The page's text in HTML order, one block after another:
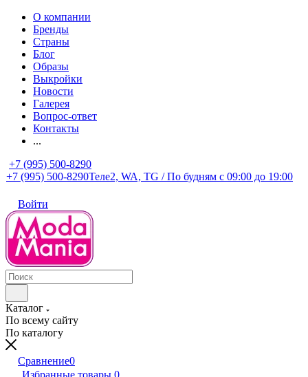
О компании
Бренды
Страны
Блог
Образы
Выкройки
Новости
Галерея
Вопрос-ответ
Контакты
...
+7 (995) 500-8290
+7 (995) 500-8290Теле2, WA, TG / По будням c 09:00 до 19:00
Войти
Каталог
По всему сайту
По каталогу
Сравнение0
Избранные товары 0